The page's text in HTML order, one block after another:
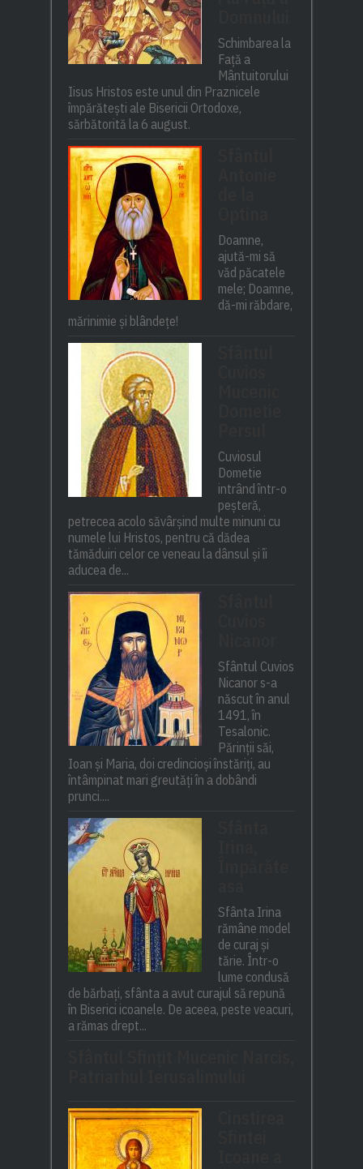
Schimbarea la
Față a
Mântuitorului
Iisus Hristos este unul din Praznicele
împărătești ale Bisericii Ortodoxe,
sărbătorită la 6 august.
Doamne,
ajută-mi să
văd păcatele
mele; Doamne,
dă-mi răbdare,
mărinimie şi blândeţe!
Cuviosul
Dometie
intrând într-o
peșteră,
petrecea acolo săvârșind multe minuni cu
numele lui Hristos, pentru că dădea
tămăduiri celor ce veneau la dânsul și îi
aducea de...
Sfântul Cuvios
Nicanor s-a
născut în anul
1491, în
Tesalonic.
Părinții săi,
Ioan și Maria, doi credincioși înstăriți, au
întâmpinat mari greutăți în a dobândi
prunci....
Sfânta Irina
rămâne model
de curaj și
tărie. Într-o
lume condusă
de bărbați, sfânta a avut curajul să repună
în Biserici icoanele. De aceea, peste veacuri,
a rămas drept...